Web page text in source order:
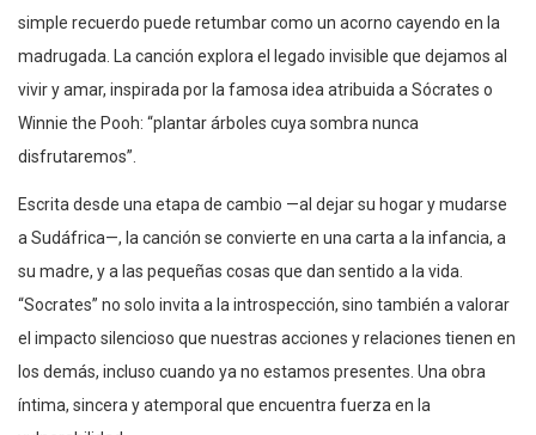
simple recuerdo puede retumbar como un acorno cayendo en la
madrugada. La canción explora el legado invisible que dejamos al
vivir y amar, inspirada por la famosa idea atribuida a Sócrates o
Winnie the Pooh: “plantar árboles cuya sombra nunca
disfrutaremos”.
Escrita desde una etapa de cambio —al dejar su hogar y mudarse
a Sudáfrica—, la canción se convierte en una carta a la infancia, a
su madre, y a las pequeñas cosas que dan sentido a la vida.
“Socrates” no solo invita a la introspección, sino también a valorar
el impacto silencioso que nuestras acciones y relaciones tienen en
los demás, incluso cuando ya no estamos presentes. Una obra
íntima, sincera y atemporal que encuentra fuerza en la